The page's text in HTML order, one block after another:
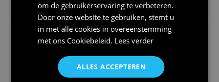
V-hals shirt rood wit blauw st...
€24,95
om de gebruikerservaring te verbeteren.
Door onze website te gebruiken, stemt u
in met alle cookies in overeenstemming
met ons Cookiebeleid. Lees verder
ALLES ACCEPTEREN